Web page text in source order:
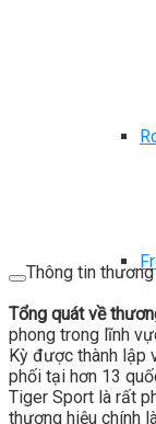
Thông tin
Tổng quát về
phong trong lĩnh
Kỳ được thành lập
phối tại hơn 13
Tiger Sport là rất
thương hiệu chính